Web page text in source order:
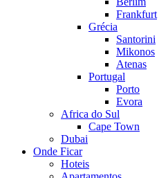
Frankfurt
Grécia
Santorini
Mikonos
Atenas
Portugal
Porto
Evora
Africa do Sul
Cape Town
Dubai
Onde Ficar
Hoteis